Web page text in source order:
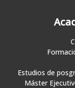
Estudios de
Máster